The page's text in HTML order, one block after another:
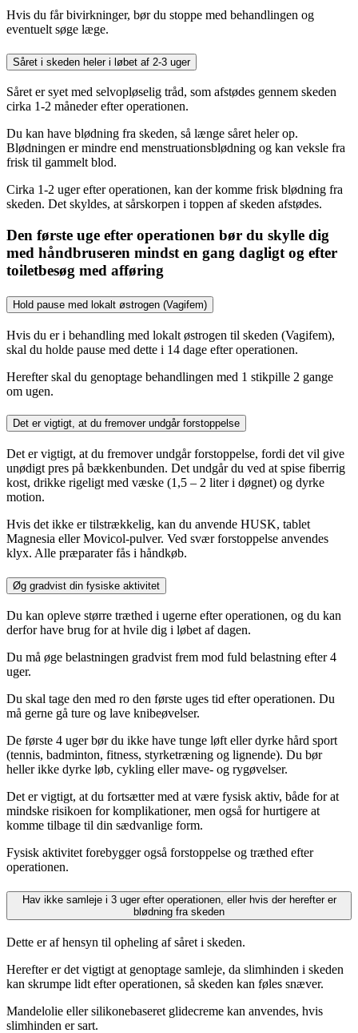
Hvis du får bivirkninger, bør du stoppe med behandlingen og
eventuelt søge læge.
Såret i skeden heler i løbet af 2-3 uger
Såret er syet med selvopløselig tråd, som afstødes gennem skeden
cirka 1-2 måneder efter operationen.
Du kan have blødning fra skeden, så længe såret heler op.
Blødningen er mindre end menstruationsblødning og kan veksle fra
frisk til gammelt blod.
Cirka 1-2 uger efter operationen, kan der komme frisk blødning fra
skeden. Det skyldes, at sårskorpen i toppen af skeden afstødes.
Den første uge efter operationen bør du skylle dig
med håndbruseren mindst en gang dagligt og efter
toiletbesøg med afføring
Hold pause med lokalt østrogen (Vagifem)
Hvis du er i behandling med lokalt østrogen til skeden (Vagifem),
skal du holde pause med dette i 14 dage efter operationen.
Herefter skal du genoptage behandlingen med 1 stikpille 2 gange
om ugen.
Det er vigtigt, at du fremover undgår forstoppelse
Det er vigtigt, at du fremover undgår forstoppelse, fordi det vil give
unødigt pres på bækkenbunden. Det undgår du ved at spise fiberrig
kost, drikke rigeligt med væske (1,5 – 2 liter i døgnet) og dyrke
motion.
Hvis det ikke er tilstrækkelig, kan du anvende HUSK, tablet
Magnesia eller Movicol-pulver. Ved svær forstoppelse anvendes
klyx. Alle præparater fås i håndkøb.
Øg gradvist din fysiske aktivitet
Du kan opleve større træthed i ugerne efter operationen, og du kan
derfor have brug for at hvile dig i løbet af dagen.
Du må øge belastningen gradvist frem mod fuld belastning efter 4
uger.
Du skal tage den med ro den første uges tid efter operationen. Du
må gerne gå ture og lave knibeøvelser.
De første 4 uger bør du ikke have tunge løft eller dyrke hård sport
(tennis, badminton, fitness, styrketræning og lignende). Du bør
heller ikke dyrke løb, cykling eller mave- og rygøvelser.
Det er vigtigt, at du fortsætter med at være fysisk aktiv, både for at
mindske risikoen for komplikationer, men også for hurtigere at
komme tilbage til din sædvanlige form.
Fysisk aktivitet forebygger også forstoppelse og træthed efter
operationen.
Hav ikke samleje i 3 uger efter operationen, eller hvis der herefter er
blødning fra skeden
Dette er af hensyn til opheling af såret i skeden.
Herefter er det vigtigt at genoptage samleje, da slimhinden i skeden
kan skrumpe lidt efter operationen, så skeden kan føles snæver.
Mandelolie eller silikonebaseret glidecreme kan anvendes, hvis
slimhinden er sart.